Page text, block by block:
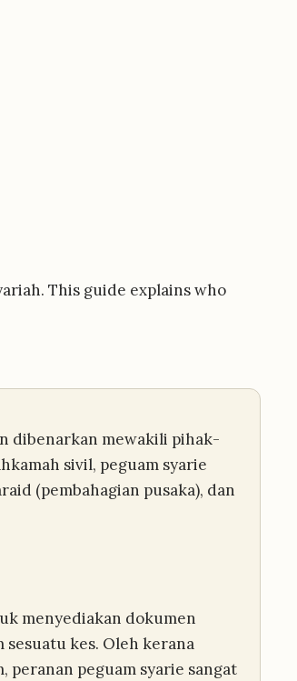
This guide explains who
dibenarkan mewakili pihak-
sivil, peguam syarie
(pembahagian pusaka), dan
menyediakan dokumen
kes. Oleh kerana
peguam syarie sangat